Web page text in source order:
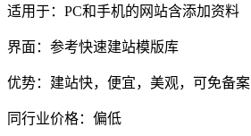
适用于：PC和手机的网站含添加资料
界面：参考快速建站模版库
优势：建站快，便宜，美观，可免备案
同行业价格：偏低